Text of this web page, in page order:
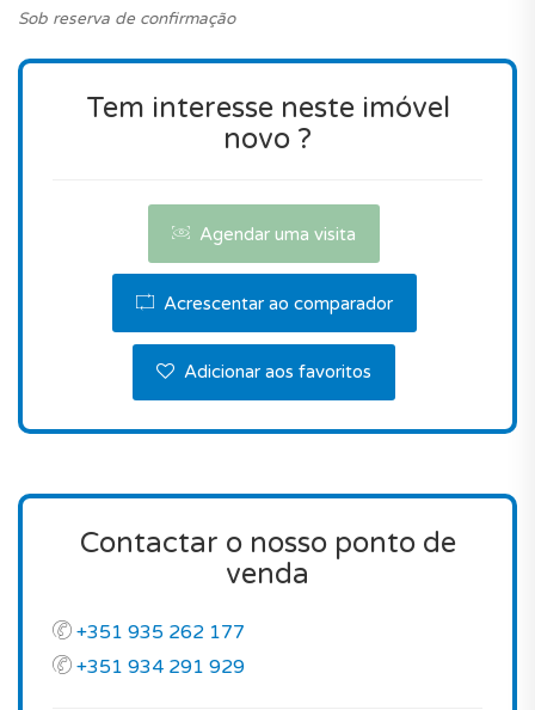
outros imóveis no mercado quando comparado
com uma moradia novo com estas características,
tendo em conta a sua localização em Vila Real de
Contacte-nos para agendar uma visita.
Sob reserva de confirmação
Tem interesse neste imóvel
novo ?
Agendar uma visita
Acrescentar ao comparador
Adicionar aos favoritos
Contactar o nosso ponto de
venda
+351 935 262 177
+351 934 291 929